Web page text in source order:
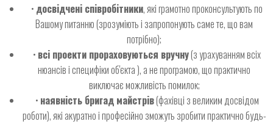
• досвідчені співробітники, які грамотно проконсультують по
Вашому питанню (зрозуміють і запропонують саме те, що вам
потрібно);
• всі проекти прораховуються вручну(з урахуванням всіх
нюансів і специфіки об'єкта ), а не програмою, що практично
виключає можливість помилок;
• наявність бригад майстрів(фахівці з великим досвідом
роботи), які акуратно і професійно зможуть зробити практично будь-